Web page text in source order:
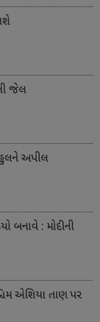
જેલ
અપીલ
બનાવે : મોદીની
એશિયા તાણ પર